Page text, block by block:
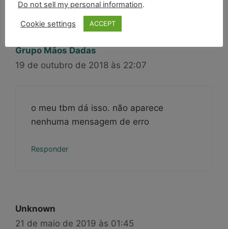
Grupo Mãos Dadas
19 de outubro de 2018 às 22:07
o meu tbm dá isso. não aparece
nenhuma mensagem de erro
Responder
Unknown
21 de maio de 2019 às 01:45
Do not sell my personal information.
Cookie settings ACCEPT